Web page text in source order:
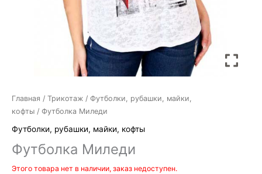
Главная / Трикотаж / Футболки, рубашки, майки,
кофты / Футболка Миледи
Футболки, рубашки, майки, кофты
Футболка Миледи
Этого товара нет в наличии, заказ недоступен.